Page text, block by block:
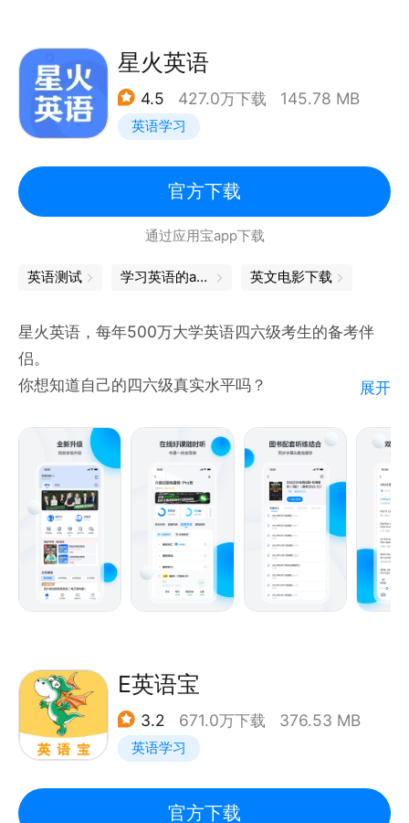
微信：公众号搜索“流利说”
朗读、背诵是学好英语的必经之路。每天一个小目标，
循序渐进，帮你攻克重难点!
【智能测评口语闯关】
跟着教材练口语，权威语音引擎，逐句打分纠音；
越好!
【与教材同步背单词】
按教材单元，提供单词的形象化记忆、听写、自然拼
读、语音评测。
（rjszjy）
星火英语
4.5 427.0万下载 145.78 MB
英语学习
官方下载
通过应用宝app下载
英语测试 学习英语的app 英文电影下载
星火英语，每年500万大学英语四六级考生的备考伴
侣。
你想知道自己的四六级真实水平吗？
你想轻轻松松搞定四级、六级听力吗？
来这里，和几百万小伙伴一起学习进步！
【主要功能】
1.图书配套
获取黑旋风试卷配套音频，免费观看配套讲解视频，支
持离线下载，随时随地随心听！
涵盖历年真题，沉浸式听力练习，精听泛听按需切换，
练就备考好耳力！
3.海量好课
考好课，全专项覆盖，众多有趣的免费公开课提供专业
展开
E英语宝
3.2 671.0万下载 376.53 MB
英语学习
官方下载